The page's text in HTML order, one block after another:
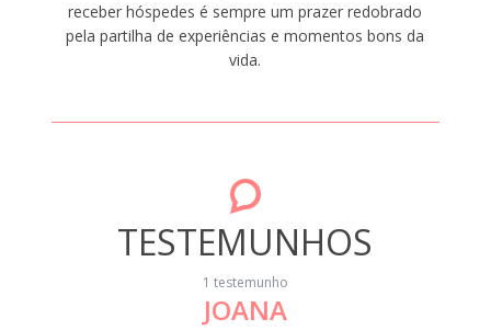
receber hóspedes é sempre um prazer redobrado
pela partilha de experiências e momentos bons da
vida.
TESTEMUNHOS
1 testemunho
JOANA